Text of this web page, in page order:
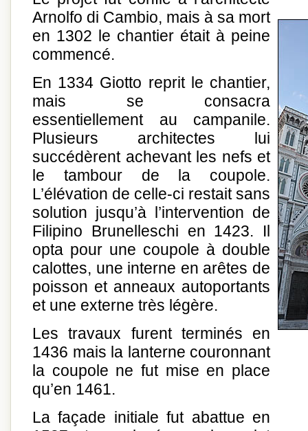
Arnolfo di Cambio, mais à sa mort
en 1302 le chantier était à peine
commencé.
En 1334 Giotto reprit le chantier,
mais se consacra
essentiellement au campanile.
Plusieurs architectes lui
succédèrent achevant les nefs et
le tambour de la coupole.
L’élévation de celle-ci restait sans
solution jusqu’à l’intervention de
Filipino Brunelleschi en 1423. Il
opta pour une coupole à double
calottes, une interne en arêtes de
poisson et anneaux autoportants
et une externe très légère.
Les travaux furent terminés en
1436 mais la lanterne couronnant
la coupole ne fut mise en place
qu’en 1461.
La façade initiale fut abattue en